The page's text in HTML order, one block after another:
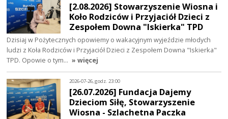
[2.08.2026] Stowarzyszenie Wiosna i
Koło Rodziców i Przyjaciół Dzieci z
Zespołem Downa "Iskierka" TPD
Dzisiaj w Pożytecznych opowiemy o wakacyjnym wyjeździe młodych
ludzi z Koła Rodziców i Przyjaciół Dzieci z Zespołem Downa "Iskierka"
TPD. Opowie o tym… » więcej
2026-07-26, godz. 23:00
[26.07.2026] Fundacja Dajemy
Dzieciom Siłę, Stowarzyszenie
Wiosna - Szlachetna Paczka